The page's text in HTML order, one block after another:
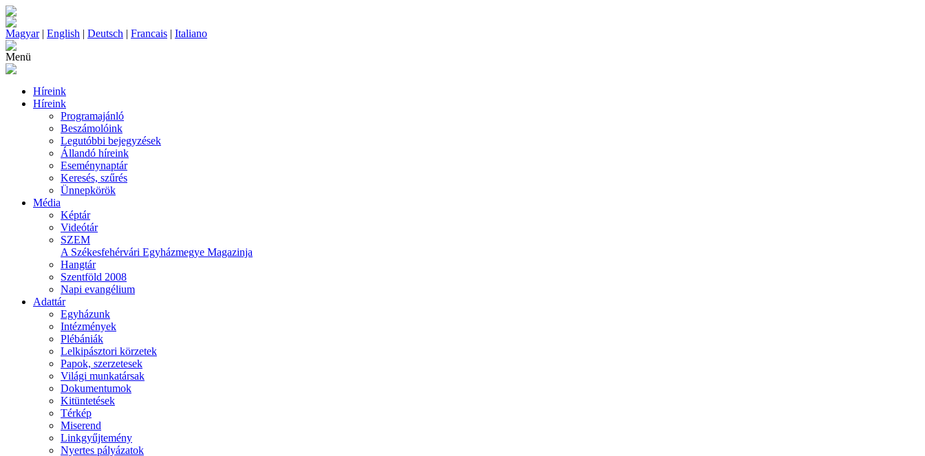
Magyar| English | Deutsch | Francais | Italiano
Menü
Híreink
Híreink
Programajánló
Beszámolóink
Legutóbbi bejegyzések
Állandó híreink
Eseménynaptár
Keresés, szűrés
Ünnepkörök
Média
Képtár
Videótár
SZEM
A Székesfehérvári Egyházmegye Magazinja
Hangtár
Szentföld 2008
Napi evangélium
Adattár
Egyházunk
Intézmények
Plébániák
Lelkipásztori körzetek
Papok, szerzetesek
Világi munkatársak
Dokumentumok
Kitüntetések
Térkép
Miserend
Linkgyűjtemény
Nyertes pályázatok